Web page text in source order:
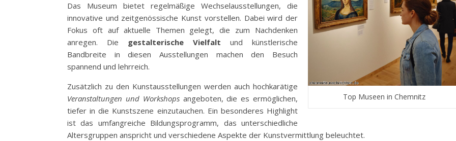
Top Museen in Chemnitz
Das Museum bietet regelmäßige Wechselausstellungen, die
innovative und zeitgenössische Kunst vorstellen. Dabei wird der
Fokus oft auf aktuelle Themen gelegt, die zum Nachdenken
anregen. Die gestalterische Vielfalt und künstlerische
Bandbreite in diesen Ausstellungen machen den Besuch
spannend und lehrreich.
Zusätzlich zu den Kunstausstellungen werden auch hochkarätige
Veranstaltungen und Workshopsangeboten, die es ermöglichen,
tiefer in die Kunstszene einzutauchen. Ein besonderes Highlight
ist das umfangreiche Bildungsprogramm, das unterschiedliche
Altersgruppen anspricht und verschiedene Aspekte der Kunstvermittlung beleuchtet.